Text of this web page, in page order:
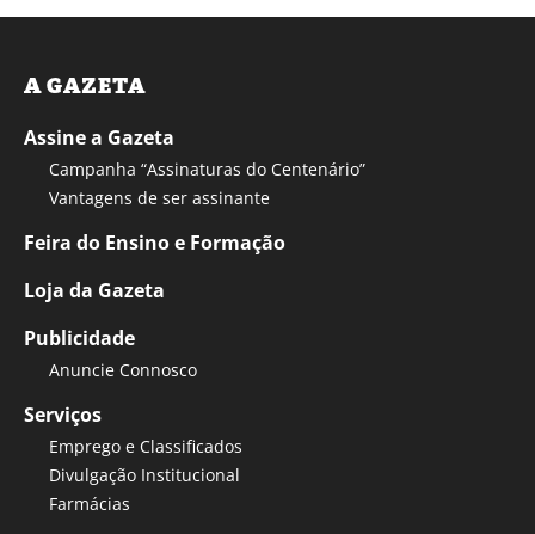
A GAZETA
Assine a Gazeta
Campanha “Assinaturas do Centenário”
Vantagens de ser assinante
Feira do Ensino e Formação
Loja da Gazeta
Publicidade
Anuncie Connosco
Serviços
Emprego e Classificados
Divulgação Institucional
Farmácias